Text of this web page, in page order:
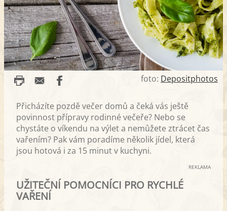
foto: Depositphotos
Přicházíte pozdě večer domů a čeká vás ještě
povinnost přípravy rodinné večeře? Nebo se
chystáte o víkendu na výlet a nemůžete ztrácet čas
vařením? Pak vám poradíme několik jídel, která
jsou hotová i za 15 minut v kuchyni.
REKLAMA
UŽITEČNÍ POMOCNÍCI PRO RYCHLÉ
VAŘENÍ